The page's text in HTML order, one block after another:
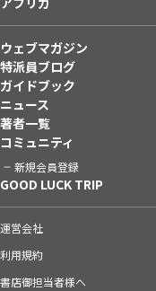
ウェブマガジン
特派員ブログ
ガイドブック
ニュース
著者一覧
コミュニティ
新規会員登録
GOOD LUCK TRIP
運営会社
利用規約
書店御担当者様へ